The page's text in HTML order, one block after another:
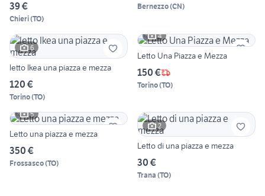
39 €
Chieri(TO)
Bernezzo(CN)
6
letto Ikea una piazza e mezza
120 €
Torino(TO)
4
Letto Una Piazza e Mezza
150 €
Torino(TO)
5
Letto una piazza e mezza
350 €
Frossasco(TO)
2
Letto di una piazza e mezza
30 €
Trana (TO)